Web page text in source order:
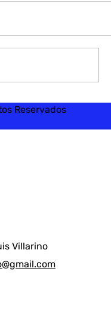
Reservados
Villarino